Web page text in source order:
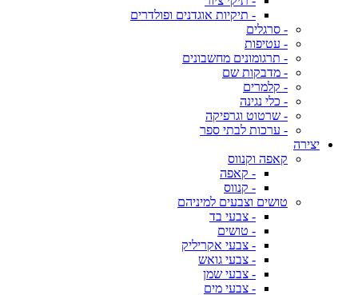
- תיקיות אוגדנים ופולדרים
- סרגלים
- עטיפות
- תרגומונים מחשבונים
- מדבקות שם
- קלמרים
- כלי נגינה
- שרטוט וגרפיקה
- ערכות לבתי ספר
יצירה
קאפה וקנווס
- קאפה
- קנווס
טושים וצבעים למיניהם
- צבעי בד
- טושים
- צבעי אקריליק
- צבעי גואש
- צבעי שמן
- צבעי מים